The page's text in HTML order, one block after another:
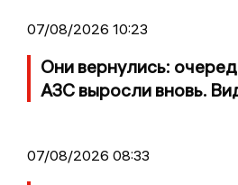
07/08/2026 10:23
Они вернулись:
АЗС выросли вновь.
07/08/2026 08:33